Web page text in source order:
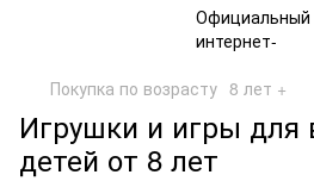
Покупка по возрасту 8 лет +
Игрушки и игры для
детей от 8 лет